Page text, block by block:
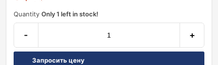
Quantity Only 1 left in stock!
- +
Запросить цену